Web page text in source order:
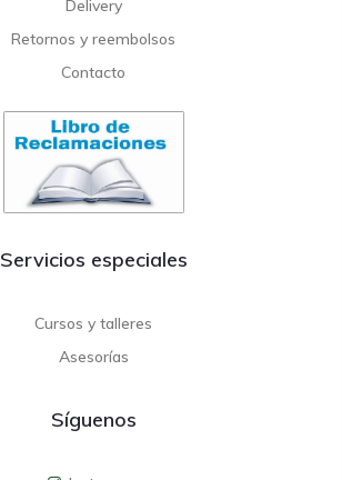
Delivery
Retornos y reembolsos
Contacto
Servicios especiales
Cursos y talleres
Asesorías
Síguenos